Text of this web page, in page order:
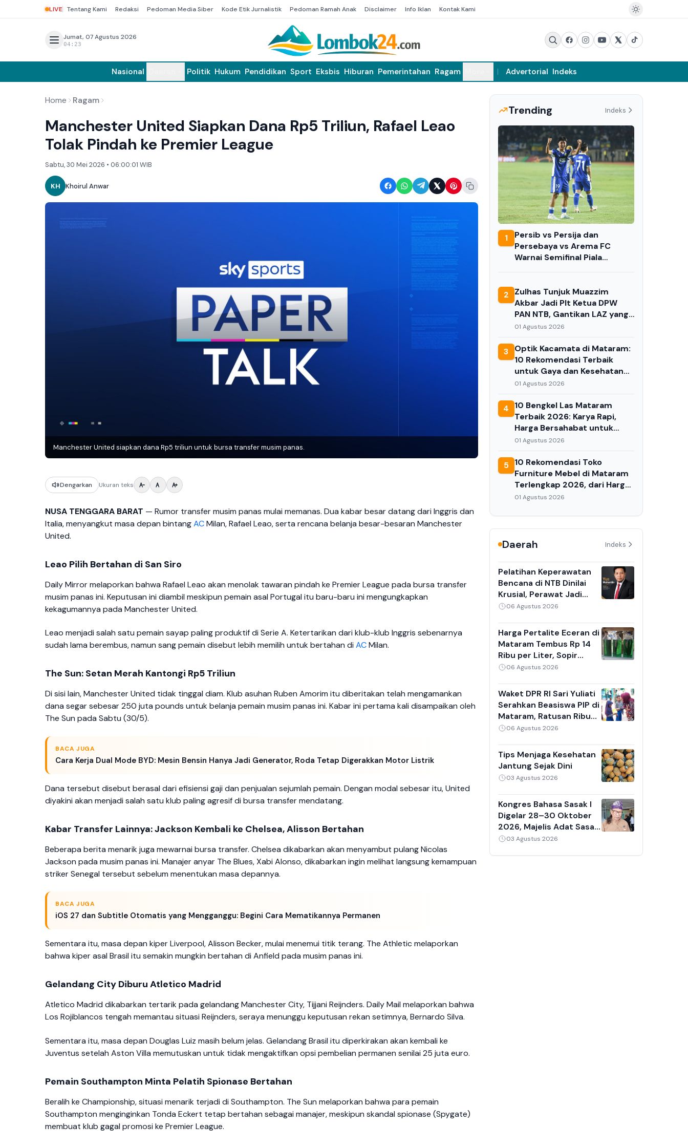
LIVE Tentang Kami Redaksi Pedoman Media Siber Kode Etik Jurnalistik Pedoman Ramah Anak Disclaimer Info Iklan Kontak Kami
Jumat, 07 Agustus 2026
04:23
Nasional Politik Hukum Pendidikan Sport Eksbis Hiburan Pemerintahan Ragam Advertorial Indeks
Home Ragam
Manchester United Siapkan Dana Rp5 Triliun, Rafael Leao
Tolak Pindah ke Premier League
Sabtu, 30 Mei 2026 • 06:00:01 WIB
KH Khoirul Anwar
Manchester United siapkan dana Rp5 triliun untuk bursa transfer musim panas.
Dengarkan Ukuran teks
NUSA TENGGARA BARAT — Rumor transfer musim panas mulai memanas. Dua kabar besar datang dari Inggris dan
Italia, menyangkut masa depan bintangACMilan, Rafael Leao, serta rencana belanja besar-besaran Manchester
United.
Leao Pilih Bertahan di San Siro
Daily Mirror melaporkan bahwa Rafael Leao akan menolak tawaran pindah ke Premier League pada bursa transfer
musim panas ini. Keputusan ini diambil meskipun pemain asal Portugal itu baru-baru ini mengungkapkan
kekagumannya pada Manchester United.
Leao menjadi salah satu pemain sayap paling produktif di Serie A. Ketertarikan dari klub-klub Inggris sebenarnya
sudah lama berembus, namun sang pemain disebut lebih memilih untuk bertahan di ACMilan.
The Sun: Setan Merah Kantongi Rp5 Triliun
Di sisi lain, Manchester United tidak tinggal diam. Klub asuhan Ruben Amorim itu diberitakan telah mengamankan
dana segar sebesar 250 juta pounds untuk belanja pemain musim panas ini. Kabar ini pertama kali disampaikan oleh
The Sun pada Sabtu (30/5).
BACA JUGA
Cara Kerja Dual Mode BYD: Mesin Bensin Hanya Jadi Generator, Roda Tetap Digerakkan Motor Listrik
Dana tersebut disebut berasal dari efisiensi gaji dan penjualan sejumlah pemain. Dengan modal sebesar itu, United
diyakini akan menjadi salah satu klub paling agresif di bursa transfer mendatang.
Kabar Transfer Lainnya: Jackson Kembali ke Chelsea, Alisson Bertahan
Beberapa berita menarik juga mewarnai bursa transfer. Chelsea dikabarkan akan menyambut pulang Nicolas
Jackson pada musim panas ini. Manajer anyar The Blues, Xabi Alonso, dikabarkan ingin melihat langsung kemampuan
striker Senegal tersebut sebelum menentukan masa depannya.
BACA JUGA
iOS 27 dan Subtitle Otomatis yang Mengganggu: Begini Cara Mematikannya Permanen
Sementara itu, masa depan kiper Liverpool, Alisson Becker, mulai menemui titik terang. The Athletic melaporkan
bahwa kiper asal Brasil itu semakin mungkin bertahan di Anfield pada musim panas ini.
Gelandang City Diburu Atletico Madrid
Atletico Madrid dikabarkan tertarik pada gelandang Manchester City, Tijjani Reijnders. Daily Mail melaporkan bahwa
Los Rojiblancos tengah memantau situasi Reijnders, seraya menunggu keputusan rekan setimnya, Bernardo Silva.
Sementara itu, masa depan Douglas Luiz masih belum jelas. Gelandang Brasil itu diperkirakan akan kembali ke
Juventus setelah Aston Villa memutuskan untuk tidak mengaktifkan opsi pembelian permanen senilai 25 juta euro.
Pemain Southampton Minta Pelatih Spionase Bertahan
Beralih ke Championship, situasi menarik terjadi di Southampton. The Sun melaporkan bahwa para pemain
Southampton menginginkan Tonda Eckert tetap bertahan sebagai manajer, meskipun skandal spionase (Spygate)
membuat klub gagal promosi ke Premier League.
Trending Indeks
1
Persib vs Persija dan
Persebaya vs Arema FC
Warnai Semifinal Piala
2 Zulhas Tunjuk Muazzim
Akbar Jadi Plt Ketua DPW
PAN NTB, Gantikan LAZ yang
Ditangkap KPK
01 Agustus 2026
3 Optik Kacamata di Mataram:
10 Rekomendasi Terbaik
untuk Gaya dan Kesehatan
Mata Anda di 2026
01 Agustus 2026
4 10 Bengkel Las Mataram
Terbaik 2026: Karya Rapi,
Harga Bersahabat untuk
Kebutuhan Anda
01 Agustus 2026
5 10 Rekomendasi Toko
Furniture Mebel di Mataram
Terlengkap 2026, dari Harga
Ekonomis hingga Premium
01 Agustus 2026
Daerah Indeks
Pelatihan Keperawatan
Bencana di NTB Dinilai
Krusial, Perawat Jadi
Garda Terdepan Saat
06 Agustus 2026
Harga Pertalite Eceran di
Mataram Tembus Rp 14
Ribu per Liter, Sopir
Angkot dan Ojek Online
Berjam-jam
06 Agustus 2026
Waket DPR RI Sari Yuliati
Serahkan Beasiswa PIP di
Mataram, Ratusan Ribu
Kuota Disediakan untuk
06 Agustus 2026
Tips Menjaga Kesehatan
Jantung Sejak Dini
03 Agustus 2026
Kongres Bahasa Sasak I
Digelar 28–30 Oktober
2026, Majelis Adat Sasak
Dorong Lahirnya Regulasi
03 Agustus 2026